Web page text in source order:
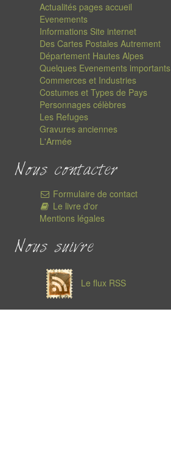
Actualités pages accueil
Evenements
Informations Site internet
Des Cartes Postales Autrement
Département Hautes Alpes
Quelques Evenements importants
Commerces et Industries
Costumes et Types de Pays
Personnages célèbres
Les Refuges
Gravures anciennes
L'Armée
Nous contacter
Formulaire de contact
Le livre d'or
Mentions légales
Nous suivre
Le flux RSS